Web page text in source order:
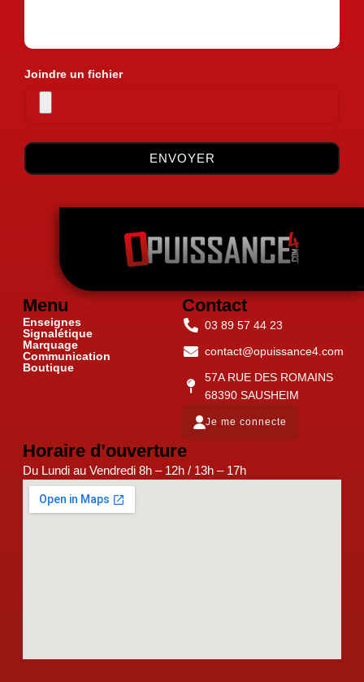
Joindre un fichier
ENVOYER
Menu
Enseignes
Signalétique
Marquage
Communication
Boutique
Contact
03 89 57 44 23
contact@opuissance4.com
57A RUE DES ROMAINS
68390 SAUSHEIM
Je me connecte
Horaire d’ouverture
Du Lundi au Vendredi 8h – 12h / 13h – 17h